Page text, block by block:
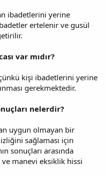
ibadetlerini yerine
ertelenir ve gusül
var mıdır?
kişi ibadetlerini yerine
gerekmektedir.
nelerdir?
uygun olmayan bir
sağlaması için
sonuçları arasında
manevi eksiklik hissi